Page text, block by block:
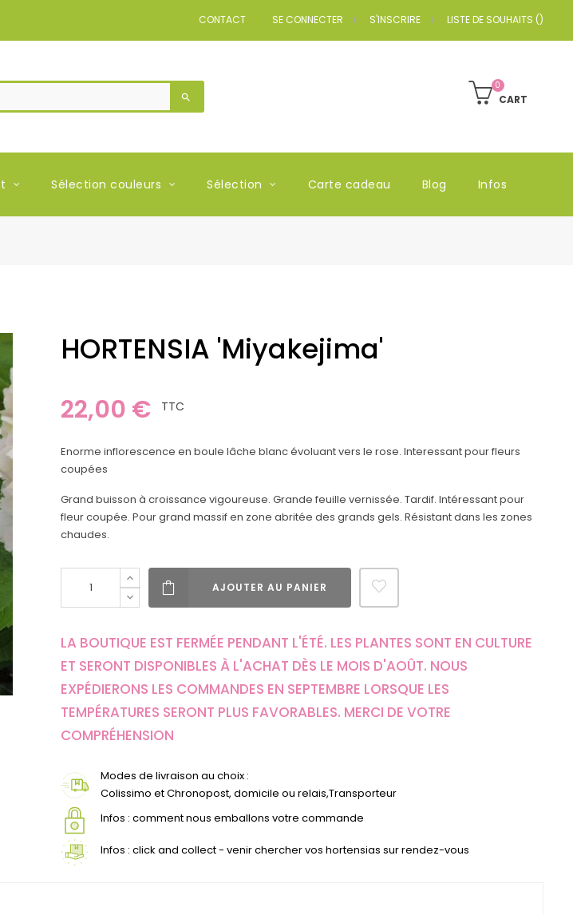
CONTACT SE CONNECTER S'INSCRIRE LISTE DE SOUHAITS ()
search
0
CART
Sélection couleurs Sélection Carte cadeau Blog Infos
HORTENSIA 'Miyakejima'
22,00 € TTC
Enorme inflorescence en boule lâche blanc évoluant vers le rose. Interessant pour fleurs
coupées
Grand buisson à croissance vigoureuse. Grande feuille vernissée. Tardif. Intéressant pour
fleur coupée. Pour grand massif en zone abritée des grands gels. Résistant dans les zones
chaudes.
AJOUTER AU PANIER
LA BOUTIQUE EST FERMÉE PENDANT L'ÉTÉ. LES PLANTES SONT EN CULTURE
ET SERONT DISPONIBLES À L'ACHAT DÈS LE MOIS D'AOÛT. NOUS
EXPÉDIERONS LES COMMANDES EN SEPTEMBRE LORSQUE LES
TEMPÉRATURES SERONT PLUS FAVORABLES. MERCI DE VOTRE
COMPRÉHENSION
Modes de livraison au choix :
Colissimo et Chronopost, domicile ou relais,Transporteur
Infos : comment nous emballons votre commande
Infos : click and collect - venir chercher vos hortensias sur rendez-vous